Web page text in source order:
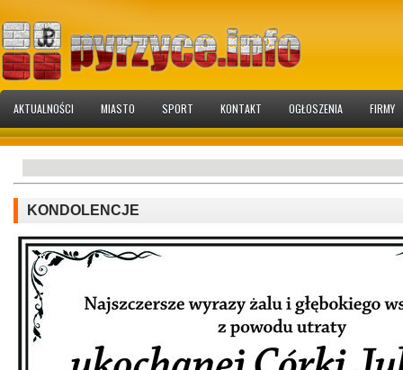
AKTUALNOŚCI MIASTO SPORT KONTAKT OGŁOSZENIA FIRMY
KONDOLENCJE